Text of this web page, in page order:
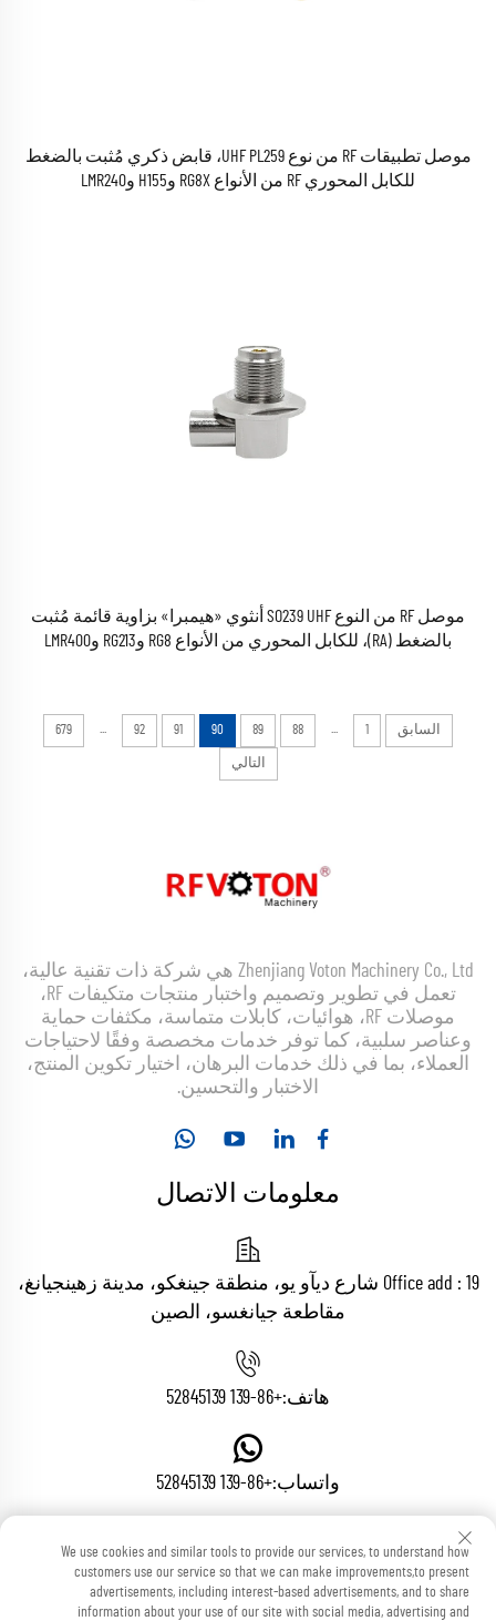
موصل تطبيقات RF من نوع UHF PL259، قابض ذكري مُثبت بالضغط
للكابل المحوري RF من الأنواع RG8X وH155 وLMR240
موصل RF من النوع SO239 UHF أنثوي «هيمبرا» بزاوية قائمة مُثبت
بالضغط (RA)، للكابل المحوري من الأنواع RG8 وRG213 وLMR400
السابق 1
...
88
89
90
91
92
...
679
التالي
Zhenjiang Voton Machinery Co., Ltd هي شركة ذات تقنية عالية،
تعمل في تطوير وتصميم واختبار منتجات متكيفات RF،
موصلات RF، هوائيات، كابلات متماسة، مكثفات حماية
وعناصر سلبية، كما توفر خدمات مخصصة وفقًا لاحتياجات
العملاء، بما في ذلك خدمات البرهان، اختيار تكوين المنتج،
الاختبار والتحسين.
معلومات الاتصال
Office add : 19 شارع ديآو يو، منطقة جينغكو، مدينة زهينجيانغ،
مقاطعة جيانغسو، الصين
هاتف:+86-139 52845139
واتساب:+86-139 52845139
البريد الإلكتروني:[email protected]
We use cookies and similar tools to provide our services, to understand how
customers use our service so that we can make improvements,to present
advertisements, including interest-based advertisements, and to share
information about your use of our site with social media, advertising and